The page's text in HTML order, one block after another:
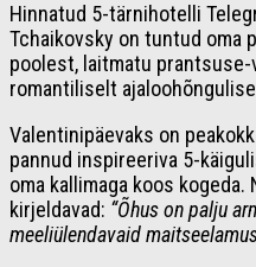
Hinnatud 5-tärnihotelli
Tchaikovsky on tuntud oma
poolest, laitmatu prantsuse-
romantiliselt
Valentinipäevaks on
pannud inspireeriva 5-
oma kallimaga koos
kirjeldavad: “Õhus on palju
meeliülendavaid